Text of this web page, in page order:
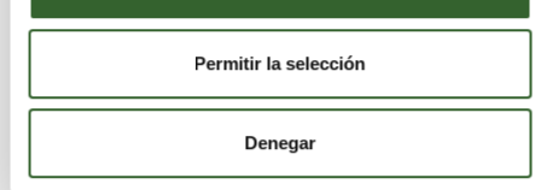
Permitir la selección
Denegar